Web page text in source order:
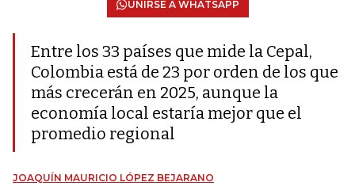
UNIRSE A WHATSAPP
Entre los 33 países que mide la Cepal,
Colombia está de 23 por orden de los que
más crecerán en 2025, aunque la
economía local estaría mejor que el
promedio regional
JOAQUÍN MAURICIO LÓPEZ BEJARANO